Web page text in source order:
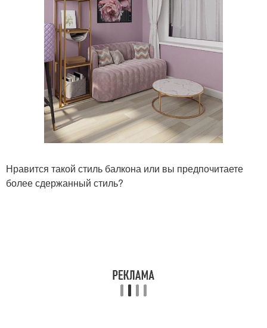
Нравится такой стиль балкона или вы предпочитаете
более сдержанный стиль?